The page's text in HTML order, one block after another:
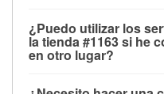
las pruebas de batería,
motor de arranque,
con O'Reilly VeriScan®
limpiaparabrisas o
¿Puedo utilizar los
la tienda #1163 si he
en otro lugar?